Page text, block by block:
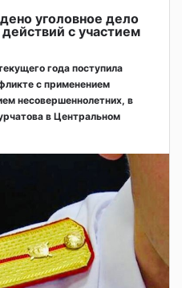
уголовное дело
с участием
года поступила
с применением
несовершеннолетних, в
в Центральном